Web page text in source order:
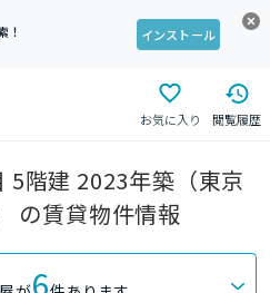
！
インストール
お気に入り 閲覧履歴
5階建 2023年築（東京
の賃貸物件情報
6